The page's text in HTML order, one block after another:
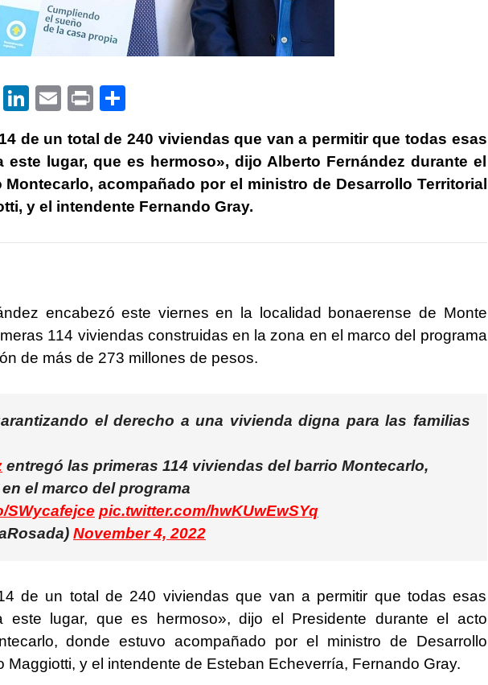
Bl Li
k
e
dI
E
ail
P
nt m
p
ar
de un total de 240 viviendas que van a permitir que todas esas
lugar, que es hermoso», dijo Alberto Fernández durante el
acompañado por el ministro de Desarrollo Territorial
y el intendente Fernando Gray.
encabezó este viernes en la localidad bonaerense de Monte
114 viviendas construidas en la zona en el marco del programa
de más de 273 millones de pesos.
el derecho a una vivienda digna para las familias
entregó las primeras 114 viviendas del barrio Montecarlo,
el marco del programa
SWycafejce pic.twitter.com/hwKUwEwSYq
November 4, 2022
de un total de 240 viviendas que van a permitir que todas esas
este lugar, que es hermoso», dijo el Presidente durante el acto
donde estuvo acompañado por el ministro de Desarrollo
Maggiotti, y el intendente de Esteban Echeverría, Fernando Gray.